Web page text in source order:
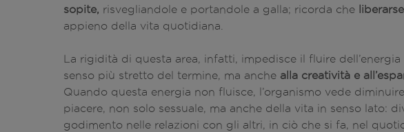
sopite, risvegliandole e portandole a galla; ricorda che
appieno della vita quotidiana.
La rigidità di questa area, infatti, impedisce il fluire dell’energia
senso più stretto del termine, ma anche alla creatività e
Quando questa energia non fluisce, l’organismo vede
piacere, non solo sessuale, ma anche della vita in senso lato:
godimento nelle relazioni con gli altri, in ciò che si fa, nel